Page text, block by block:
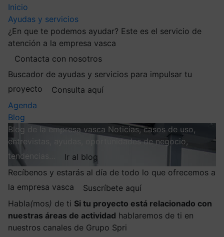
Inicio
Ayudas y servicios
¿En que te podemos ayudar? Este es el servicio de
atención a la empresa vasca
Contacta con nosotros
Buscador de ayudas y servicios para impulsar tu
proyecto
Consulta aquí
Agenda
Blog
Blog de la empresa vasca Noticias, casos de uso,
entrevistas, ayudas, oportunidades de negocio,
tendencias…
Ir al blog
Recíbenos y estarás al día de todo lo que ofrecemos a
la empresa vasca
Suscríbete aquí
Habla(mos) de ti Si tu proyecto está relacionado con
nuestras áreas de actividad hablaremos de ti en
nuestros canales de Grupo Spri